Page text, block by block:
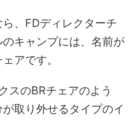
、FDディレクターチ
キャンプには、名前が
アです。
スのBRチェアのよう
取り外せるタイプのイ